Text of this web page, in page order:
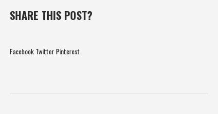
SHARE THIS POST?
Facebook Twitter Pinterest